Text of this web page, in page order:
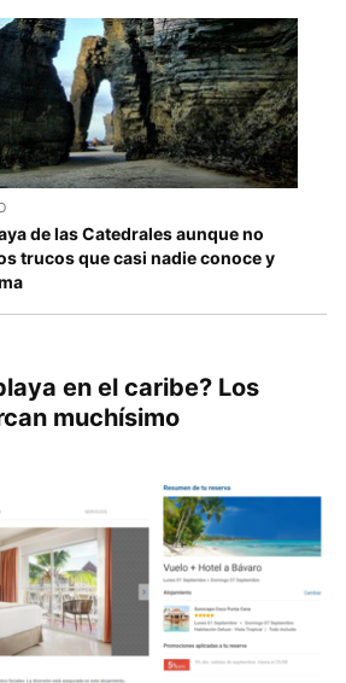
de las Catedrales aunque no
trucos que casi nadie conoce y
en el caribe? Los
muchísimo